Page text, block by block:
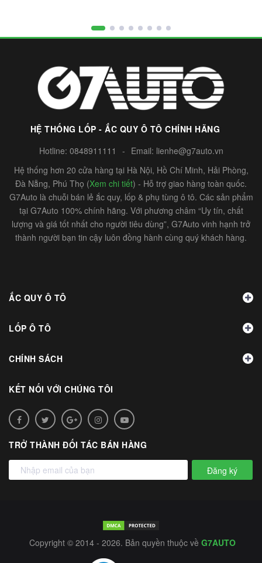
HỆ THỐNG LỐP - ẮC QUY Ô TÔ CHÍNH HÃNG
Hotline: 0848911111 - Email: lienhe@g7auto.vn
Hệ thống hơn 20 cửa hàng tại Hà Nội, Hồ Chí Minh, Hải Phòng,
Đà Nẵng, Phú Thọ (Xem chi tiết) - Hỗ trợ giao hàng toàn quốc.
G7Auto là chuỗi bán lẻ ắc quy, lốp & phụ tùng ô tô. Các sản phẩm
tại G7Auto 100% chính hãng. Với phương châm “Uy tín, chất
lượng và giá tốt nhất cho người tiêu dùng”, G7Auto vinh hạnh trở
thành người bạn tin cậy luôn đồng hành cùng quý khách hàng.
ẮC QUY Ô TÔ
LỐP Ô TÔ
CHÍNH SÁCH
KẾT NỐI VỚI CHÚNG TÔI
TRỞ THÀNH ĐỐI TÁC BÁN HÀNG
Đăng ký
Copyright © 2014 - 2026. Bản quyền thuộc về G7AUTO